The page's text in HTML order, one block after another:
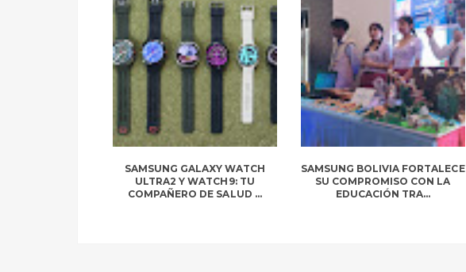
SAMSUNG GALAXY WATCH
ULTRA2 Y WATCH9: TU
COMPAÑERO DE SALUD ...
SAMSUNG BOLIVIA FORTALECE
SU COMPROMISO CON LA
EDUCACIÓN TRA...